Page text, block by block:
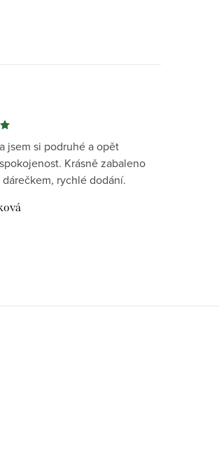
jsem si podruhé a opět
Krásně zabaleno
dárečkem, rychlé dodání.